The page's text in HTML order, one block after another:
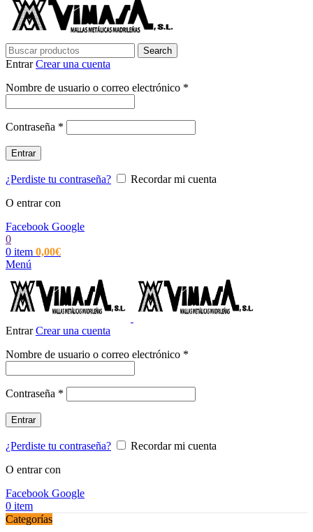
Search
EntrarCrear una cuenta
Nombre de usuario o correo electrónico *
Contraseña *
Entrar
¿Perdiste tu contraseña?
Recordar mi cuenta
O entrar con
Facebook Google
0
0 item 0,00€
Menú
EntrarCrear una cuenta
Nombre de usuario o correo electrónico *
Contraseña *
Entrar
¿Perdiste tu contraseña?
Recordar mi cuenta
O entrar con
Facebook Google
0 item
Categorías